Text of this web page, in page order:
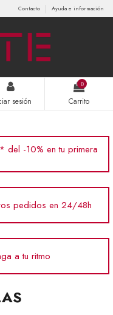
Contacto Ayuda e información
sesión
0
Carrito
del -10% en tu primera
pedidos en 24/48h
a tu ritmo